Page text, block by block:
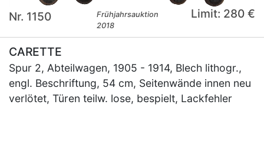
Nr. 1150
Frühjahrsauktion
2018
Limit: 280 €
CARETTE
Spur 2, Abteilwagen, 1905 - 1914, Blech lithogr.,
engl. Beschriftung, 54 cm, Seitenwände innen neu
verlötet, Türen teilw. lose, bespielt, Lackfehler